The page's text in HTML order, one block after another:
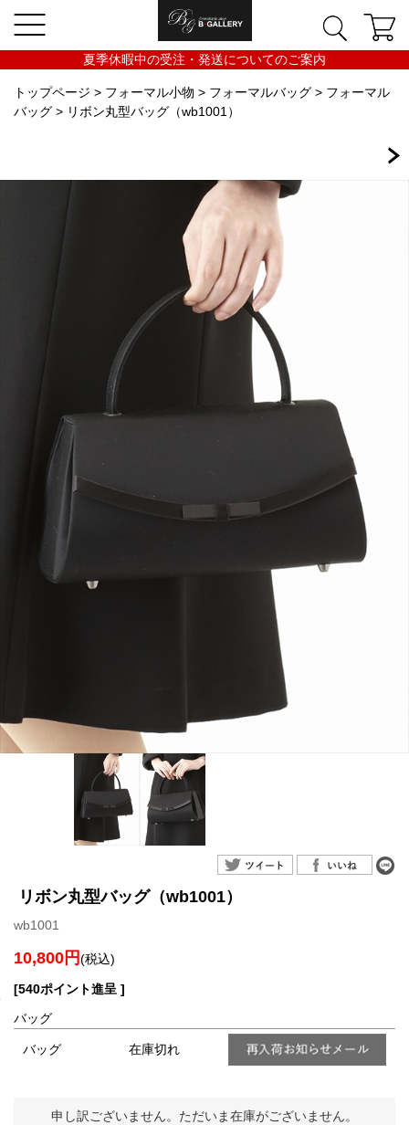
夏季休暇中の受注・発送についてのご案内
トップページ > フォーマル小物 > フォーマルバッグ > フォーマル
バッグ > リボン丸型バッグ（wb1001）
リボン丸型バッグ（wb1001）
wb1001
10,800円(税込)
[540ポイント進呈 ]
バッグ
バッグ 在庫切れ
申し訳ございません。ただいま在庫がございません。